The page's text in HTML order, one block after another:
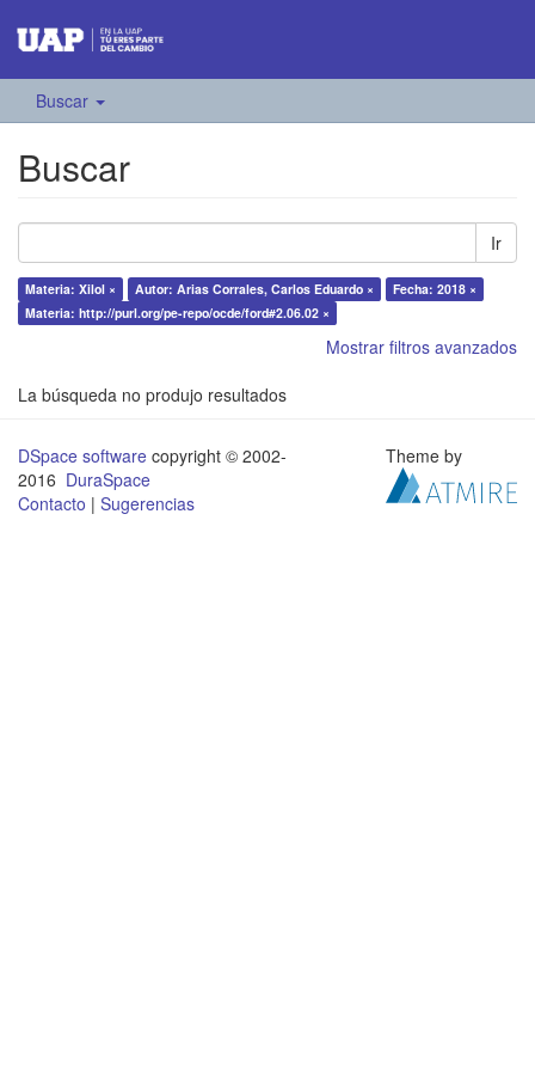
Buscar
Buscar
Ir
Materia: Xilol × Autor: Arias Corrales, Carlos Eduardo ×
Fecha: 2018 ×
Materia: http://purl.org/pe-repo/ocde/ford#2.06.02 ×
Mostrar filtros avanzados
La búsqueda no produjo resultados
DSpace software copyright © 2002-
2016 DuraSpace
Contacto | Sugerencias
Theme by